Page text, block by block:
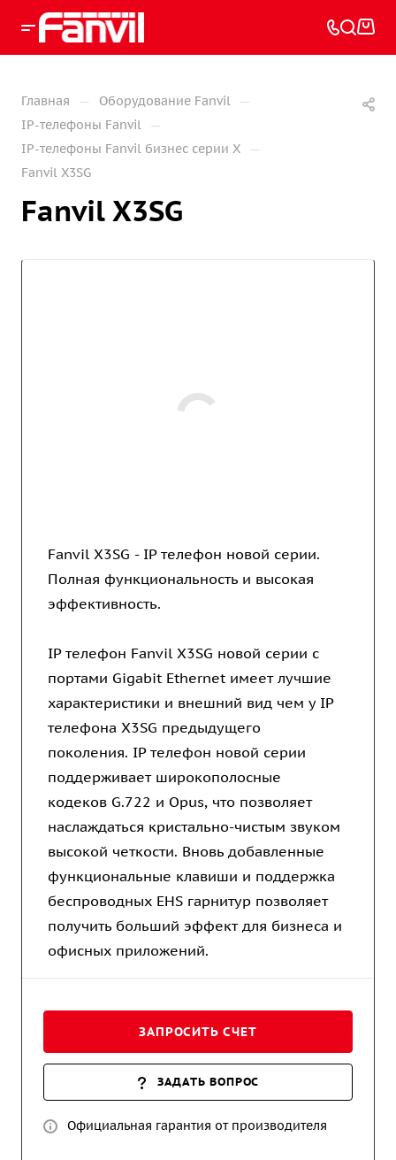
Главная — Оборудование Fanvil —
IP-телефоны Fanvil —
IP-телефоны Fanvil бизнес серии X —
Fanvil X3SG
Fanvil X3SG
Fanvil X3SG - IP телефон новой серии.
Полная функциональность и высокая
эффективность.
IP телефон Fanvil X3SG новой серии с
портами Gigabit Ethernet имеет лучшие
характеристики и внешний вид чем у IP
телефона X3SG предыдущего
поколения. IP телефон новой серии
поддерживает широкополосные
кодеков G.722 и Opus, что позволяет
наслаждаться кристально-чистым звуком
высокой четкости. Вновь добавленные
функциональные клавиши и поддержка
беспроводных EHS гарнитур позволяет
получить больший эффект для бизнеса и
офисных приложений.
ЗАПРОСИТЬ СЧЕТ
ЗАДАТЬ ВОПРОС
Официальная гарантия от производителя